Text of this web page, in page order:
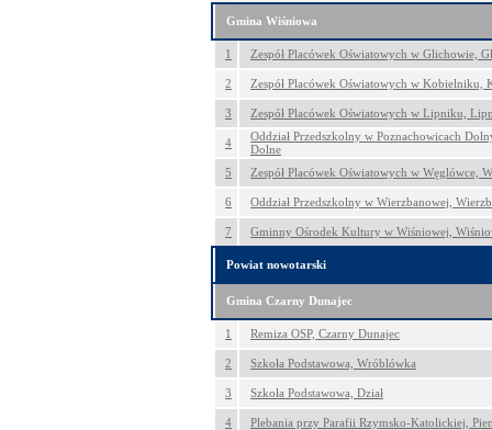
Gmina Wiśniowa
1 Zespół Placówek Oświatowych w Glichowie,
2 Zespół Placówek Oświatowych w Kobielniku,
3 Zespół Placówek Oświatowych w Lipniku,
4
Oddział Przedszkolny w Poznachowicach
Dolne
5
Zespół Placówek Oświatowych w Węglówce,
6 Oddział Przedszkolny w Wierzbanowej,
7 Gminny Ośrodek Kultury w Wiśniowej,
Powiat nowotarski
Gmina Czarny Dunajec
1 Remiza OSP, Czarny Dunajec
2 Szkoła Podstawowa, Wróblówka
3 Szkoła Podstawowa, Dział
4 Plebania przy Parafii Rzymsko-Katolickiej,